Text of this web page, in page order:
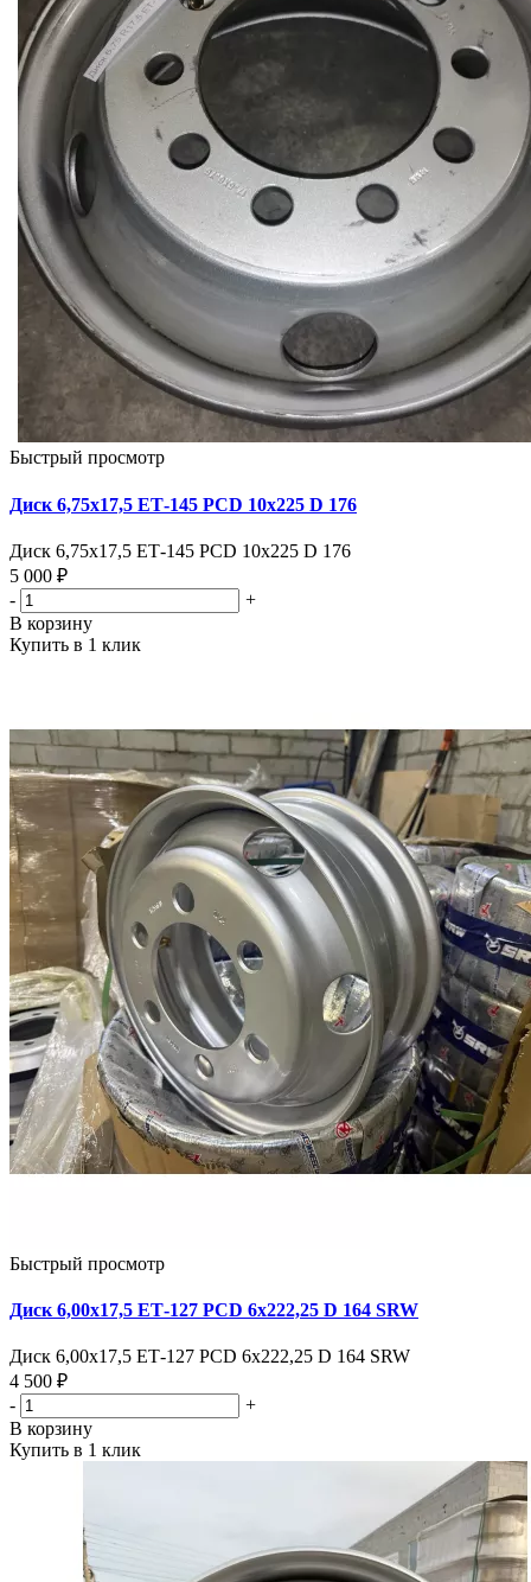
Быстрый просмотр
Диск 6,75х17,5 ЕТ-145 PCD 10x225 D 176
Диск 6,75х17,5 ЕТ-145 PCD 10x225 D 176
5 000 ₽
-
+
В корзину
Купить в 1 клик
Быстрый просмотр
Диск 6,00х17,5 ЕТ-127 PCD 6х222,25 D 164 SRW
Диск 6,00х17,5 ЕТ-127 PCD 6х222,25 D 164 SRW
4 500 ₽
-
+
В корзину
Купить в 1 клик